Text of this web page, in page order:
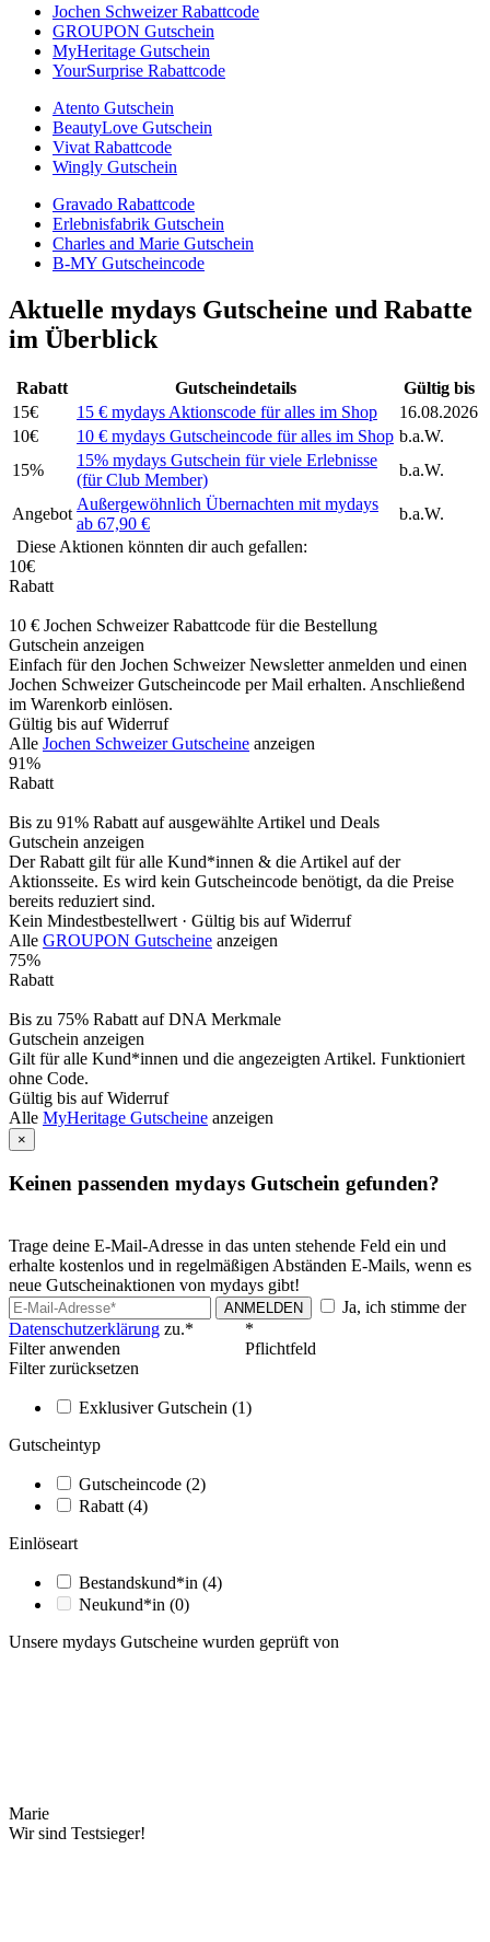
Jochen Schweizer Rabattcode
GROUPON Gutschein
MyHeritage Gutschein
YourSurprise Rabattcode
Atento Gutschein
BeautyLove Gutschein
Vivat Rabattcode
Wingly Gutschein
Gravado Rabattcode
Erlebnisfabrik Gutschein
Charles and Marie Gutschein
B-MY Gutscheincode
Aktuelle mydays Gutscheine und Rabatte
im Überblick
Rabatt Gutscheindetails
Gültig bis
15€
15 € mydays Aktionscode für alles im Shop
16.08.2026
10€
10 € mydays Gutscheincode für alles im Shop b.a.W.
15%
15% mydays Gutschein für viele Erlebnisse
(für Club Member)
b.a.W.
Angebot
Außergewöhnlich Übernachten mit mydays
ab 67,90 €
b.a.W.
Diese Aktionen könnten dir auch gefallen:
10€
Rabatt
10 € Jochen Schweizer Rabattcode für die Bestellung
Gutschein anzeigen
Einfach für den Jochen Schweizer Newsletter anmelden und einen
Jochen Schweizer Gutscheincode per Mail erhalten. Anschließend
im Warenkorb einlösen.
Gültig bis auf Widerruf
Alle Jochen Schweizer Gutscheine anzeigen
91%
Rabatt
Bis zu 91% Rabatt auf ausgewählte Artikel und Deals
Gutschein anzeigen
Der Rabatt gilt für alle Kund*innen & die Artikel auf der
Aktionsseite. Es wird kein Gutscheincode benötigt, da die Preise
bereits reduziert sind.
Kein Mindestbestellwert · Gültig bis auf Widerruf
Alle GROUPON Gutscheine anzeigen
75%
Rabatt
Bis zu 75% Rabatt auf DNA Merkmale
Gutschein anzeigen
Gilt für alle Kund*innen und die angezeigten Artikel. Funktioniert
ohne Code.
Gültig bis auf Widerruf
Alle MyHeritage Gutscheine anzeigen
×
Keinen passenden mydays Gutschein gefunden?
Trage deine E-Mail-Adresse in das unten stehende Feld ein und
erhalte kostenlos und in regelmäßigen Abständen E-Mails, wenn es
neue Gutscheinaktionen von mydays gibt!
ANMELDEN
Ja, ich stimme der
Datenschutzerklärung zu.*
*
Pflichtfeld
Filter anwenden
Filter zurücksetzen
Exklusiver Gutschein (1)
Gutscheintyp
Gutscheincode (2)
Rabatt (4)
Einlöseart
Bestandskund*in (4)
Neukund*in (0)
Unsere mydays Gutscheine wurden geprüft von
Marie
Wir sind Testsieger!